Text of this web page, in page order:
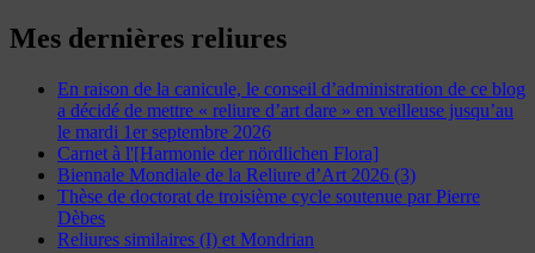
Mes dernières reliures
En raison de la canicule, le conseil d’administration de ce blog
a décidé de mettre « reliure d’art dare » en veilleuse jusqu’au
le mardi 1er septembre 2026
Carnet à l'[Harmonie der nördlichen Flora]
Biennale Mondiale de la Reliure d’Art 2026 (3)
Thèse de doctorat de troisième cycle soutenue par Pierre
Dèbes
Reliures similaires (I) et Mondrian